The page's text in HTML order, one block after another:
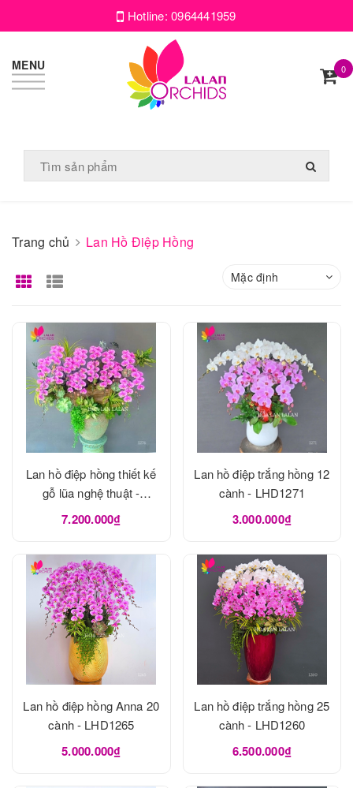
Hotline:0964441959
MENU 0
Trang chủ Lan Hồ Điệp Hồng
Mặc định
Lan hồ điệp hồng thiết kế
gỗ lũa nghệ thuật -
LHD1273
7.200.000₫
Lan hồ điệp trắng hồng 12
cành - LHD1271
3.000.000₫
Lan hồ điệp hồng Anna 20
cành - LHD1265
5.000.000₫
Lan hồ điệp trắng hồng 25
cành - LHD1260
6.500.000₫